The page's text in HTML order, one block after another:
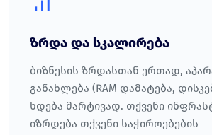
ზრდა და სკალირება
ბიზნესის ზრდასთან ერთად,
განახლება (RAM დამატება,
ხდება მარტივად. თქვენი
იზრდება თქვენი საჭიროებების